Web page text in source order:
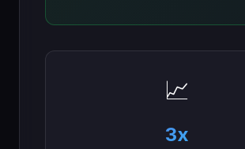
📈
3x